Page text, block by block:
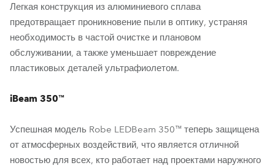
Легкая конструкция из алюминиевого сплава
предотвращает проникновение пыли в оптику, устраняя
необходимость в частой очистке и плановом
обслуживании, а также уменьшает повреждение
пластиковых деталей ультрафиолетом.
iBeam 350™
Успешная модель Robe LEDBeam 350™ теперь защищена
от атмосферных воздействий, что является отличной
новостью для всех, кто работает над проектами наружного